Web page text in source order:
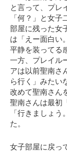
と言って、プレ
「何？」と女子
部屋に残った女
は「えー面白い
平静を装ってる
一方、プレイル
アは以前聖南さ
ら行く」みたい
改めて聖南さん
聖南さんは最初
「行きましょ
た。
女子部屋に戻っ